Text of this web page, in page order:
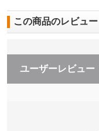
この商品のレビュー
ユーザーレビュー